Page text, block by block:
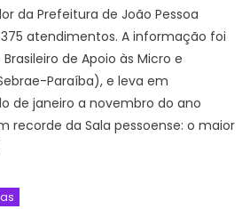
da Prefeitura de João Pessoa
atendimentos. A informação foi
de Apoio às Micro e
Paraíba), e leva em
de janeiro a novembro do ano
recorde da Sala pessoense: o maior